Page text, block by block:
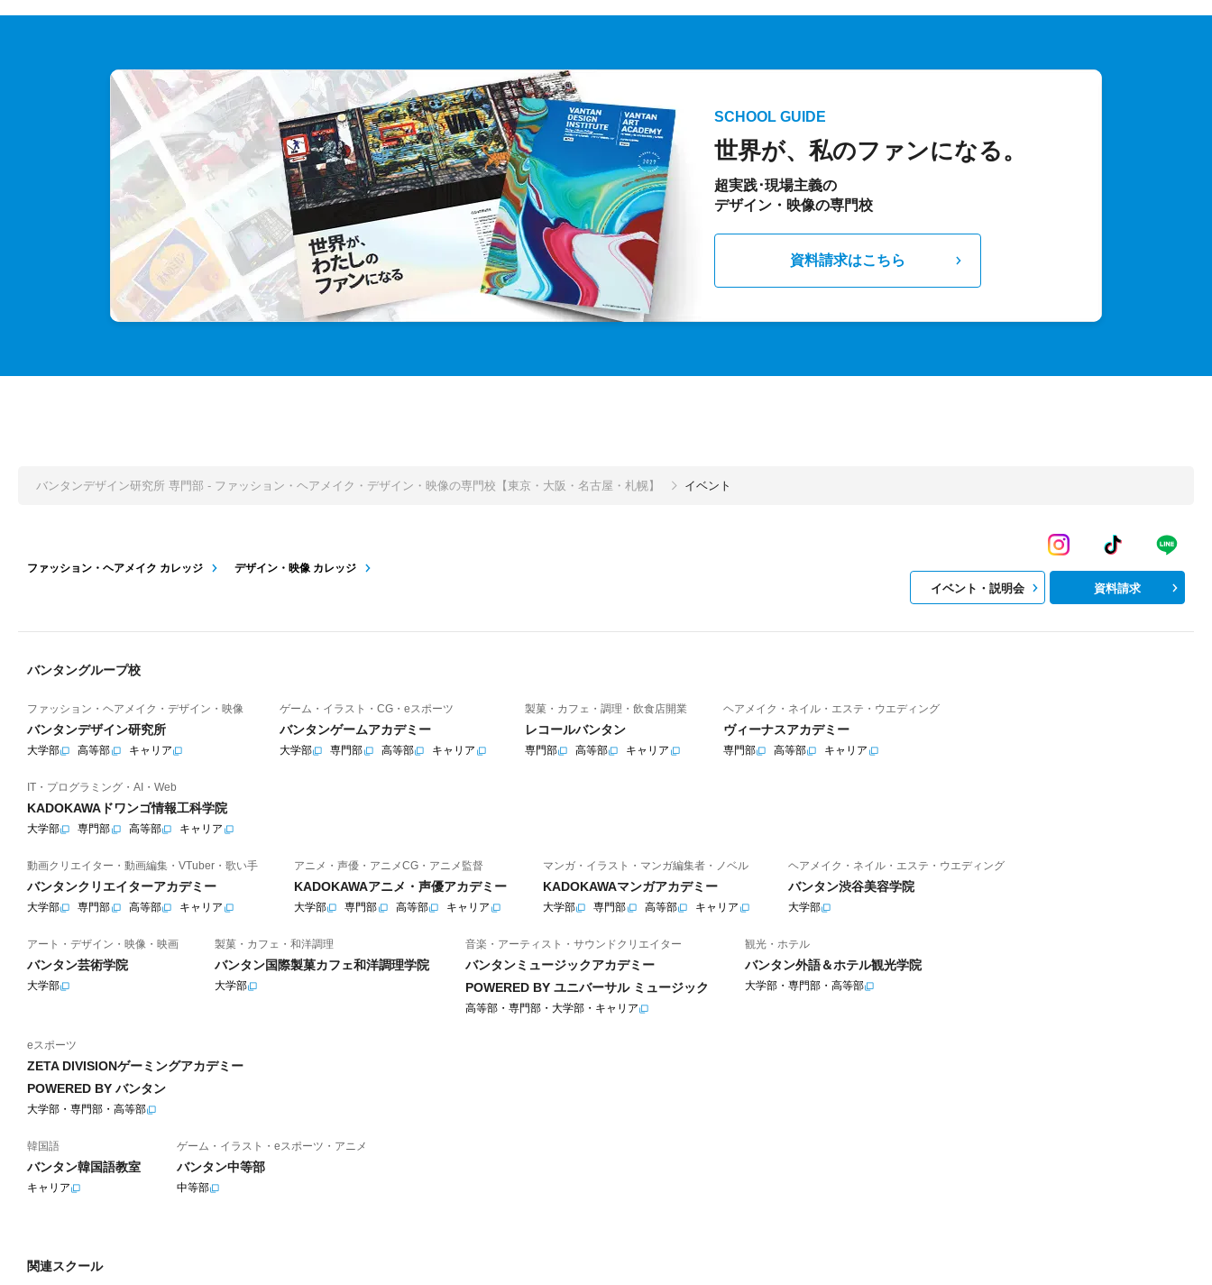
SCHOOL GUIDE
世界が、私のファンになる。
超実践･現場主義の
デザイン・映像の専門校
資料請求はこちら
バンタンデザイン研究所 専門部 - ファッション・ヘアメイク・デザイン・映像の専門校【東京・大阪・名古屋・札幌】 イベント
ファッション・ヘアメイク カレッジ デザイン・映像 カレッジ
イベント・説明会 資料請求
バンタングループ校
ファッション・ヘアメイク・デザイン・映像
バンタンデザイン研究所
大学部 高等部 キャリア
ゲーム・イラスト・CG・eスポーツ
バンタンゲームアカデミー
大学部 専門部 高等部 キャリア
製菓・カフェ・調理・飲食店開業
レコールバンタン
専門部 高等部 キャリア
ヘアメイク・ネイル・エステ・ウエディング
ヴィーナスアカデミー
専門部 高等部 キャリア
IT・プログラミング・AI・Web
KADOKAWAドワンゴ情報工科学院
大学部 専門部 高等部 キャリア
動画クリエイター・動画編集・VTuber・歌い手
バンタンクリエイターアカデミー
大学部 専門部 高等部 キャリア
アニメ・声優・アニメCG・アニメ監督
KADOKAWAアニメ・声優アカデミー
大学部 専門部 高等部 キャリア
マンガ・イラスト・マンガ編集者・ノベル
KADOKAWAマンガアカデミー
大学部 専門部 高等部 キャリア
ヘアメイク・ネイル・エステ・ウエディング
バンタン渋谷美容学院
大学部
アート・デザイン・映像・映画
バンタン芸術学院
大学部
製菓・カフェ・和洋調理
バンタン国際製菓カフェ和洋調理学院
大学部
音楽・アーティスト・サウンドクリエイター
バンタンミュージックアカデミー
POWERED BY ユニバーサル ミュージック
高等部・専門部・大学部・キャリア
観光・ホテル
バンタン外語＆ホテル観光学院
大学部・専門部・高等部
eスポーツ
ZETA DIVISIONゲーミングアカデミー
POWERED BY バンタン
大学部・専門部・高等部
韓国語
バンタン韓国語教室
キャリア
ゲーム・イラスト・eスポーツ・アニメ
バンタン中等部
中等部
関連スクール